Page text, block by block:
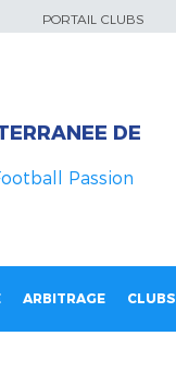
PORTAIL CLUBS
DE
Passion
ARBITRAGE CLUBS